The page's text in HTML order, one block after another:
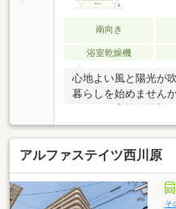
南向き
浴室乾燥機
心地よい風と陽光が
暮らしを始めません
水回りやクロスなど
るお部屋で、心地よ
バルコニーを備えた
当り・通風ともに良
ニなどの生活施設も
も優しい住環境が魅
アルファステイツ西川原
そ